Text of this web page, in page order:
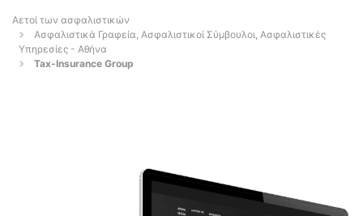
Αετοί των ασφαλιστικών
Ασφαλιστικά Γραφεία, Ασφαλιστικοί Σύμβουλοι, Ασφαλιστικές
Υπηρεσίες - Αθήνα
Tax-Insurance Group